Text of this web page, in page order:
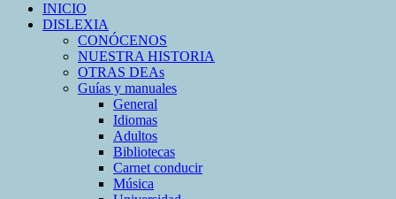
INICIO
DISLEXIA
CONÓCENOS
NUESTRA HISTORIA
OTRAS DEAs
Guías y manuales
General
Idiomas
Adultos
Bibliotecas
Carnet conducir
Música